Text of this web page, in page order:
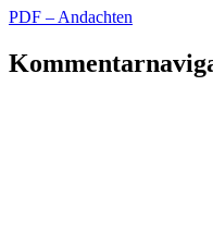
PDF – Andachten